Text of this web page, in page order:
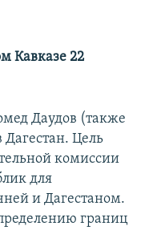
Кавказе 22
Даудов (также
Цель
комиссии
для
и Дагестаном.
границ